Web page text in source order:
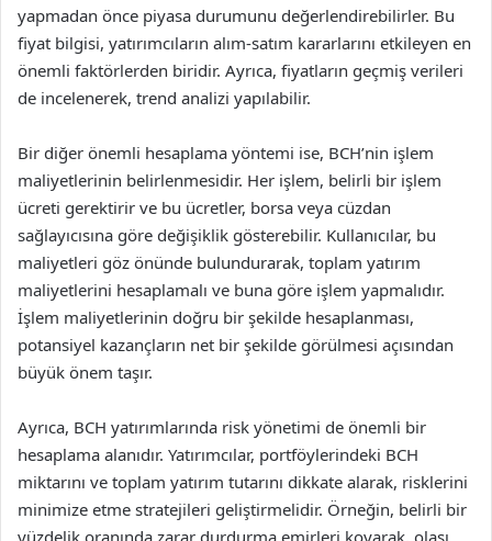
yapmadan önce piyasa durumunu değerlendirebilirler. Bu
fiyat bilgisi, yatırımcıların alım-satım kararlarını etkileyen en
önemli faktörlerden biridir. Ayrıca, fiyatların geçmiş verileri
de incelenerek, trend analizi yapılabilir.
Bir diğer önemli hesaplama yöntemi ise, BCH’nin işlem
maliyetlerinin belirlenmesidir. Her işlem, belirli bir işlem
ücreti gerektirir ve bu ücretler, borsa veya cüzdan
sağlayıcısına göre değişiklik gösterebilir. Kullanıcılar, bu
maliyetleri göz önünde bulundurarak, toplam yatırım
maliyetlerini hesaplamalı ve buna göre işlem yapmalıdır.
İşlem maliyetlerinin doğru bir şekilde hesaplanması,
potansiyel kazançların net bir şekilde görülmesi açısından
büyük önem taşır.
Ayrıca, BCH yatırımlarında risk yönetimi de önemli bir
hesaplama alanıdır. Yatırımcılar, portföylerindeki BCH
miktarını ve toplam yatırım tutarını dikkate alarak, risklerini
minimize etme stratejileri geliştirmelidir. Örneğin, belirli bir
yüzdelik oranında zarar durdurma emirleri koyarak, olası